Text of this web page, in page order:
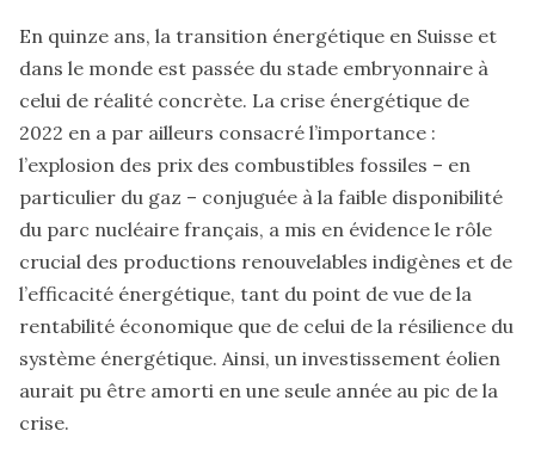
En quinze ans, la transition énergétique en Suisse et
dans le monde est passée du stade embryonnaire à
celui de réalité concrète. La crise énergétique de
2022 en a par ailleurs consacré l’importance :
l’explosion des prix des combustibles fossiles – en
particulier du gaz – conjuguée à la faible disponibilité
du parc nucléaire français, a mis en évidence le rôle
crucial des productions renouvelables indigènes et de
l’efficacité énergétique, tant du point de vue de la
rentabilité économique que de celui de la résilience du
système énergétique. Ainsi, un investissement éolien
aurait pu être amorti en une seule année au pic de la
crise.